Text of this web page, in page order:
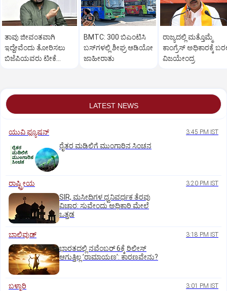
ತಾವು ಜೀವಂತವಾಗಿ
ಇದ್ದೇವೆಂದು ತೋರಿಸಲು
ಬಿಜೆಪಿಯವರು ಟೀಕೆ
BMTC: 300 ಬಿಎಂಟಿಸಿ
ಬಸ್‌ಗಳಲ್ಲಿ ಶೀಘ್ರ ಆಡಿಯೋ
ಜಾಹೀರಾತು
ರಾಜ್ಯದಲ್ಲಿ ಮತ್ತೊಮ್ಮೆ
ಕಾಂಗ್ರೆಸ್‌ ಅಧಿಕಾರಕ್ಕೆ
ವಿಜಯೇಂದ್ರ
LATEST NEWS
ಯುವಿ ಫ್ಯೂಷನ್ 3:45 PM IST
ರೈತರ ಮಡಿಲಿಗೆ ಮುಂಗಾರಿನ ಸಿಂಚನ
ರಾಷ್ಟ್ರೀಯ 3:20 PM IST
SIR, ಮಸೀದಿಗಳ ಧ್ವನಿವರ್ಧಕ ತೆರವು
ವಿಚಾರ: ಸುವೇಂದು ಅಧಿಕಾರಿ ಮೇಲೆ
ಒತ್ತಡ
ಬಾಲಿವುಡ್‌ 3:18 PM IST
ಭಾರತದಲ್ಲಿ ನವೆಂಬರ್‌ 6ಕ್ಕೆ ರಿಲೀಸ್‌
ಆಗುತ್ತಿಲ್ಲ ʼರಾಮಾಯಣʼ: ಕಾರಣವೇನು?
ಬಳ್ಳಾರಿ 3:01 PM IST